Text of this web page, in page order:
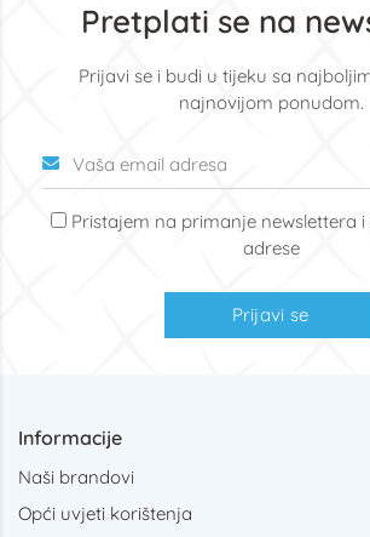
Pretplati se na
Prijavi se i budi u tijeku sa
najnovijom ponudom.
Pristajem na primanje newslettera
adrese
Prijavi se
Informacije
Naši brandovi
Opći uvjeti korištenja